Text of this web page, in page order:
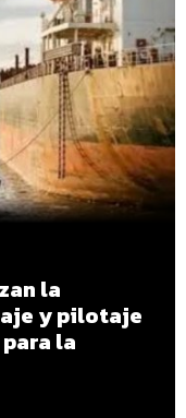
la
y pilotaje
la